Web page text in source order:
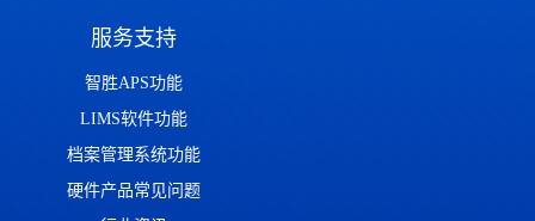
服务支持
智胜APS功能
LIMS软件功能
档案管理系统功能
硬件产品常见问题